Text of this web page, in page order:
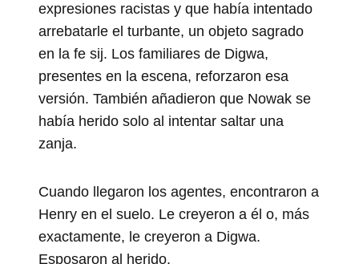
expresiones racistas y que había intentado
arrebatarle el turbante, un objeto sagrado
en la fe sij. Los familiares de Digwa,
presentes en la escena, reforzaron esa
versión. También añadieron que Nowak se
había herido solo al intentar saltar una
zanja.
Cuando llegaron los agentes, encontraron a
Henry en el suelo. Le creyeron a él o, más
exactamente, le creyeron a Digwa.
Esposaron al herido.